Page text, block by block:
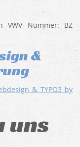
VWV Nummer: BZ
&
& TYPO3 by
uns